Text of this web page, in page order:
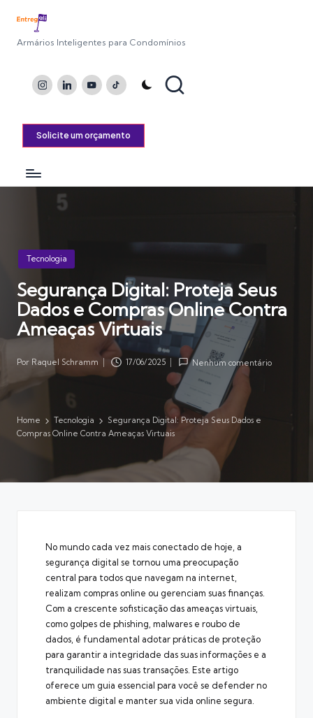
Armários Inteligentes para Condomínios
InstagramLinkedInYoutubeTikTok
Solicite um orçamento
Posted
in
Tecnologia
Segurança Digital: Proteja Seus
Dados e Compras Online Contra
Ameaças Virtuais
Posted
Por Raquel Schramm 17/06/2025 Nenhum comentário
Home Tecnologia
Segurança Digital: Proteja Seus Dados e
Compras Online Contra Ameaças Virtuais
No mundo cada vez mais conectado de hoje, a
segurança digital se tornou uma preocupação
central para todos que navegam na internet,
realizam compras online ou gerenciam suas finanças.
Com a crescente sofisticação das ameaças virtuais,
como golpes de phishing, malwares e roubo de
dados, é fundamental adotar práticas de proteção
para garantir a integridade das suas informações e a
tranquilidade nas suas transações. Este artigo
oferece um guia essencial para você se defender no
ambiente digital e manter sua vida online segura.